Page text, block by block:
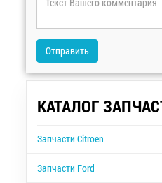
Отправить
КАТАЛОГ
Запчасти Citroen
Запчасти Ford